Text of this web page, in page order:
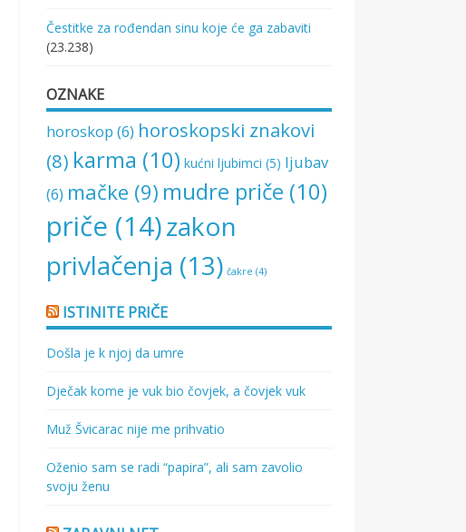
Čestitke za rođendan sinu koje će ga zabaviti
(23.238)
OZNAKE
horoskop (6) horoskopski znakovi
(8) karma (10) kućni ljubimci (5) ljubav
(6) mačke (9) mudre priče (10)
priče (14)zakon
privlačenja (13) čakre (4)
ISTINITE PRIČE
Došla je k njoj da umre
Dječak kome je vuk bio čovjek, a čovjek vuk
Muž Švicarac nije me prihvatio
Oženio sam se radi “papira”, ali sam zavolio
svoju ženu